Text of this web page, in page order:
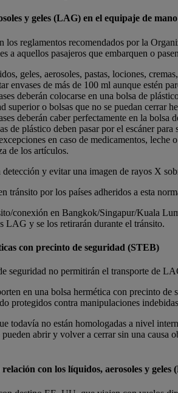
y geles (LAG) en el equipaje de mano
los reglamentos recomendados por la
a aquellos pasajeros que embarquen o
geles, aerosoles, pastas, lociones,
envases de más de 100 ml aunque estén
deberán colocarse en una bolsa de
superior o bolsas que no se puedan cerrar
deberán caber perfectamente en la bolsa
de plástico deben pasar por el escáner
en caso de medicamentos,
de los artículos.
y evitar una imagen de rayos X
tránsito por los países adheridos a esta
conexión en Bangkok/Singapur/Kuala
LAG y se los retirarán durante el tránsito.
con precinto de seguridad (STEB)
seguridad no permitirán el transporte de
en una bolsa hermética con precinto
protegidos contra manipulaciones
todavía no están homologadas a nivel
pueden abrir y volver a cerrar sin una causa
con los líquidos, aerosoles y